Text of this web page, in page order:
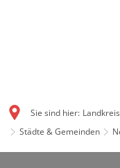
Sie sind hier:
Städte & Gemeinden